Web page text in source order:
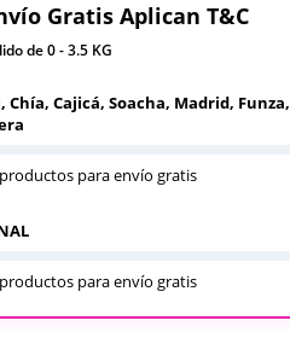
Gratis Aplican T&C
de 0 - 3.5 KG
Chía, Cajicá, Soacha, Madrid, Funza,
para envío gratis
para envío gratis